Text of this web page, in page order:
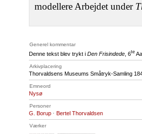
modellere Arbejdet under
Generel kommentar
Denne tekst blev trykt i Den Frisindede , 6te
Arkivplacering
Thorvaldsens Museums Småtryk-Samling
Emneord
Nysø
Personer
G. Borup · Bertel Thorvaldsen
Værker